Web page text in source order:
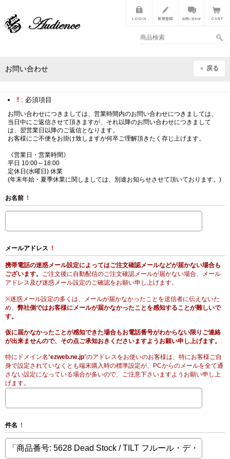
お問い合わせ 戻る
! : 必須項目
お問い合わせにつきましては、営業時間内のお問い合わせにつきましては、
当日中にご返信させて頂きますが、それ以降のお問い合わせにつきまして
は、翌営業日以降のご返信となります。
お客様にご不便をお掛け致しますが何卒ご理解頂きたく存じ上げます。
《営業日・営業時間》
平日 10:00～18:00
定休日(水曜日) 休業
(年末年始・夏季休業に関しましては、別途お知らせさせて頂いております。)
お名前 !
メールアドレス !
携帯電話の迷惑メール設定によってはご注文確認メールなどが届かない場合も
ございます。 ご注文後に自動配信のご注文確認メールが届かない場合、メール
アドレス及び迷惑メール設定のご確認をお願い申し上げます。
※迷惑メール設定の多くは、メールが届かなかったことを送信者に伝えないた
め、 弊社側ではお客様にメールが届かなかったことを感知することが難しいで
す。
仮に届かなかったことが感知できた場合もお電話番号がわからない限りご連絡
が出来ませんので、その点ご承知おきくださいますようお願い申し上げます。
特にドメイン名“ezweb.ne.jp”のアドレスをお使いのお客様は、特にお客様ご自
身で設定されていなくとも端末購入時の標準設定が、PCからのメールを全て通
さない設定になっている場合が多いので、ご注意下さいますようお願い申し上
げます。
件名 !